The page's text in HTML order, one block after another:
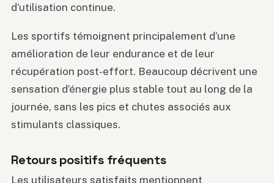
d’utilisation continue.
Les sportifs témoignent principalement d’une
amélioration de leur endurance et de leur
récupération post-effort. Beaucoup décrivent une
sensation d’énergie plus stable tout au long de la
journée, sans les pics et chutes associés aux
stimulants classiques.
Retours positifs fréquents
Les utilisateurs satisfaits mentionnent